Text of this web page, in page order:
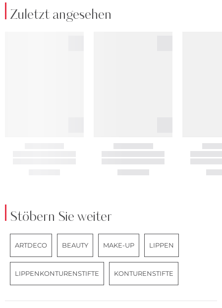
Zuletzt angesehen
Stöbern Sie weiter
ARTDECO BEAUTY MAKE-UP LIPPEN
LIPPENKONTURENSTIFTE KONTURENSTIFTE